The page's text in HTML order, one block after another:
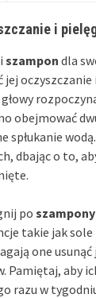
i
szampon dla
oczyszczanie
obejmować
spłukanie
dbając o to,
po
takie jak sole
one
Pamiętaj, aby
razu w